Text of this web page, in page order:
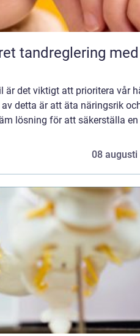
tandreglering med
är det viktigt att prioritera vår
detta är att äta näringsrik
lösning för att säkerställa en
08 augusti